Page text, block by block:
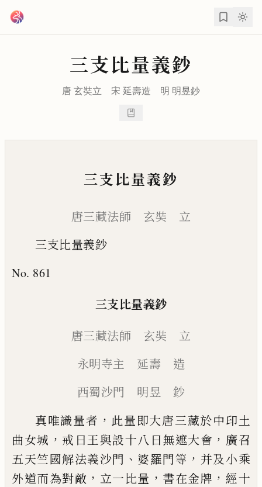
三支比量義鈔
唐玄奘立 宋 延壽造 明 明昱鈔
三支比量義鈔
唐三藏法師 玄奘 立
三支比量義鈔
No. 861
三支比量義鈔
唐三藏法師 玄奘 立
永明寺主 延壽 造
西蜀沙門 明昱 鈔
真唯識量者 ， 此量即大唐三藏於中印土
曲女城 ， 戒 日王與設十八日無遮大會 ， 廣召
五天竺國解法義沙門 、 婆羅門等 ， 并及小乘
外道而為對敵 ， 立一比量 ， 書在金牌 ， 經十